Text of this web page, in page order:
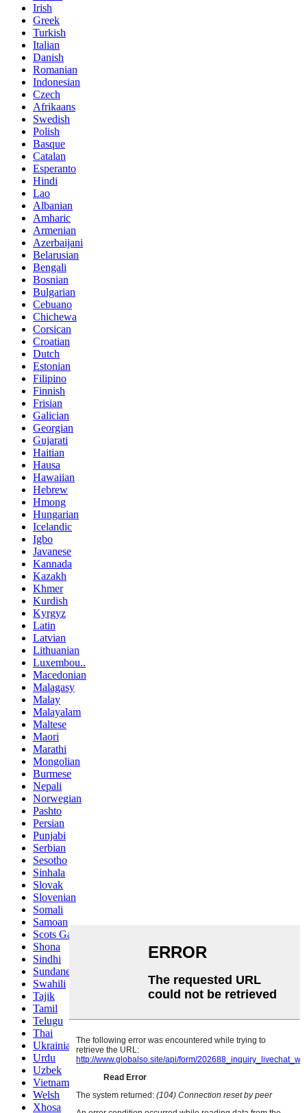
Irish
Greek
Turkish
Italian
Danish
Romanian
Indonesian
Czech
Afrikaans
Swedish
Polish
Basque
Catalan
Esperanto
Hindi
Lao
Albanian
Amharic
Armenian
Azerbaijani
Belarusian
Bengali
Bosnian
Bulgarian
Cebuano
Chichewa
Corsican
Croatian
Dutch
Estonian
Filipino
Finnish
Frisian
Galician
Georgian
Gujarati
Haitian
Hausa
Hawaiian
Hebrew
Hmong
Hungarian
Icelandic
Igbo
Javanese
Kannada
Kazakh
Khmer
Kurdish
Kyrgyz
Latin
Latvian
Lithuanian
Luxembou..
Macedonian
Malagasy
Malay
Malayalam
Maltese
Maori
Marathi
Mongolian
Burmese
Nepali
Norwegian
Pashto
Persian
Punjabi
Serbian
Sesotho
Sinhala
Slovak
Slovenian
Somali
Samoan
Scots Gaelic
Shona
Sindhi
Sundanese
Swahili
Tajik
Tamil
Telugu
Thai
Ukrainian
Urdu
Uzbek
Vietnamese
Welsh
Xhosa